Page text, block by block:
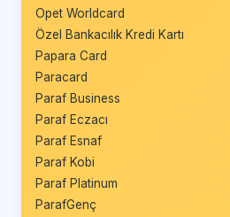
Opet Worldcard
Özel Bankacılık Kredi Kartı
Papara Card
Paracard
Paraf Business
Paraf Eczacı
Paraf Esnaf
Paraf Kobi
Paraf Platinum
ParafGenç